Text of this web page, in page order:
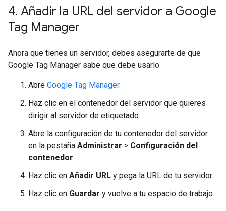
4. Añadir la URL del servidor a Google
Tag Manager
Ahora que tienes un servidor, debes asegurarte de que
Google Tag Manager sabe que debe usarlo.
Abre Google Tag Manager.
Haz clic en el contenedor del servidor que quieres
dirigir al servidor de etiquetado.
Abre la configuración de tu contenedor del servidor
en la pestaña Administrar > Configuración del
contenedor.
Haz clic en Añadir URL y pega la URL de tu servidor.
Haz clic en Guardar y vuelve a tu espacio de trabajo.